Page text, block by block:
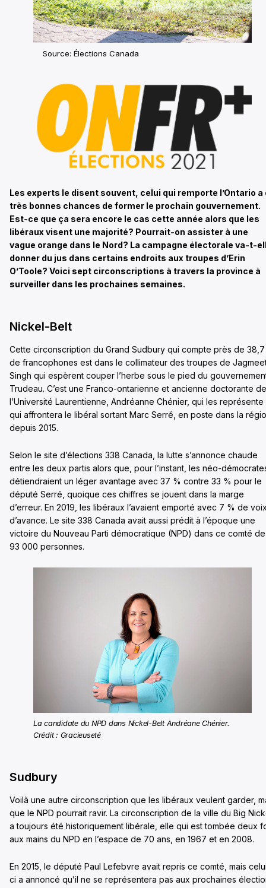
Source: Élections Canada
Les experts le disent souvent, celui qui remporte l’Ontario a
très bonnes chances de former le prochain gouvernement.
Est-ce que ça sera encore le cas cette année alors que les
libéraux visent une majorité? Pourrait-on assister à une
vague orange dans le Nord? La campagne électorale va-t-
donner du jus dans certains endroits aux troupes d’Erin
O’Toole? Voici sept circonscriptions à travers la province à
surveiller dans les prochaines semaines.
Nickel-Belt
Cette circonscription du Grand Sudbury qui compte près de
de francophones est dans le collimateur des troupes de
Singh qui espèrent couper l’herbe sous le pied du
Trudeau. C’est une Franco-ontarienne et ancienne doctorante de
l’Université Laurentienne, Andréanne Chénier, qui les représente
qui affrontera le libéral sortant Marc Serré, en poste dans la
depuis 2015.
Selon le site d’élections 338 Canada, la lutte s’annonce chaude
entre les deux partis alors que, pour l’instant, les néo-
détiendraient un léger avantage avec 37 % contre 33 % pour le
député Serré, quoique ces chiffres se jouent dans la marge
d’erreur. En 2019, les libéraux l’avaient emporté avec 7 % de
d’avance. Le site 338 Canada avait aussi prédit à l’époque une
victoire du Nouveau Parti démocratique (NPD) dans ce comté de
93 000 personnes.
La candidate du NPD dans Nickel-Belt Andréane Chénier.
Crédit : Gracieuseté
Sudbury
Voilà une autre circonscription que les libéraux veulent garder,
que le NPD pourrait ravir. La circonscription de la ville du Big
a toujours été historiquement libérale, elle qui est tombée deux
aux mains du NPD en l’espace de 70 ans, en 1967 et en 2008.
En 2015, le député Paul Lefebvre avait repris ce comté, mais
ci a annoncé qu’il ne se représentera pas aux prochaines